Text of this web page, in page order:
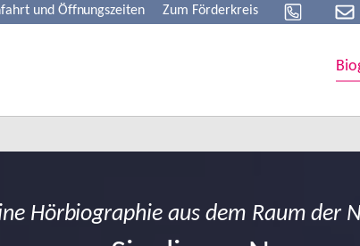
und Öffnungszeiten Zum Förderkreis
Hörbiographie aus dem Raum der